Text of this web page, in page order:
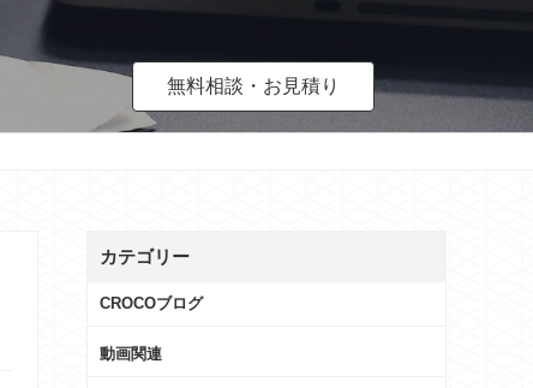
無料相談・お見積り
カテゴリー
CROCOブログ
動画関連